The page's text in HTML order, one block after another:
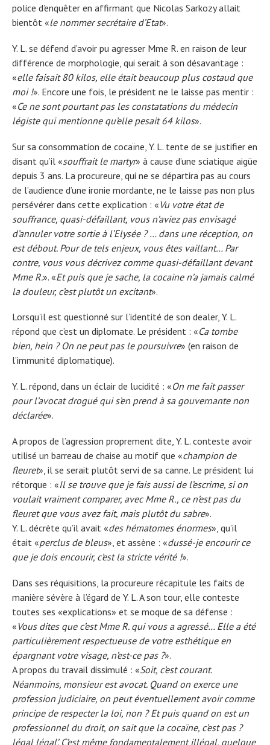
police d’enquêter en affirmant que Nicolas Sarkozy allait
bientôt «le nommer secrétaire d’Etat».
Y. L. se défend d’avoir pu agresser Mme R. en raison de leur
différence de morphologie, qui serait à son désavantage :
«elle faisait 80 kilos, elle était beaucoup plus costaud que
moi !». Encore une fois, le président ne le laisse pas mentir :
«Ce ne sont pourtant pas les constatations du médecin
légiste qui mentionne qu’elle pesait 64 kilos».
Sur sa consommation de cocaïne, Y. L. tente de se justifier en
disant qu’il «souffrait le martyr» à cause d’une sciatique aigüe
depuis 3 ans. La procureure, qui ne se départira pas au cours
de l’audience d’une ironie mordante, ne le laisse pas non plus
persévérer dans cette explication : «Vu votre état de
souffrance, quasi-défaillant, vous n’aviez pas envisagé
d’annuler votre sortie à l’Elysée ? … dans une réception, on
est débout. Pour de tels enjeux, vous êtes vaillant… Par
contre, vous vous décrivez comme quasi-défaillant devant
Mme R.». «Et puis que je sache, la cocaine n’a jamais calmé
la douleur, c’est plutôt un excitant».
Lorsqu’il est questionné sur l’identité de son dealer, Y. L.
répond que c’est un diplomate. Le président : «Ca tombe
bien, hein ? On ne peut pas le poursuivre» (en raison de
l’immunité diplomatique).
Y. L. répond, dans un éclair de lucidité : «On me fait passer
pour l’avocat drogué qui s’en prend à sa gouvernante non
déclarée».
A propos de l’agression proprement dite, Y. L. conteste avoir
utilisé un barreau de chaise au motif que «champion de
fleuret», il se serait plutôt servi de sa canne. Le président lui
rétorque : «Il se trouve que je fais aussi de l’escrime, si on
voulait vraiment comparer, avec Mme R., ce n’est pas du
fleuret que vous avez fait, mais plutôt du sabre».
Y. L. décrète qu’il avait «des hématomes énormes», qu’il
était «perclus de bleus», et assène : «dussé-je encourir ce
que je dois encourir, c’est la stricte vérité !».
Dans ses réquisitions, la procureure récapitule les faits de
manière sévère à l’égard de Y. L. A son tour, elle conteste
toutes ses «explications» et se moque de sa défense :
«Vous dites que c’est Mme R. qui vous a agressé… Elle a été
particulièrement respectueuse de votre esthétique en
épargnant votre visage, n’est-ce pas ?».
A propos du travail dissimulé : «Soit, c’est courant.
Néanmoins, monsieur est avocat. Quand on exerce une
profession judiciaire, on peut éventuellement avoir comme
principe de respecter la loi, non ? Et puis quand on est un
professionnel du droit, on sait que la cocaïne, c’est pas ?
légal légal’. C’est même fondamentalement illégal, quelque